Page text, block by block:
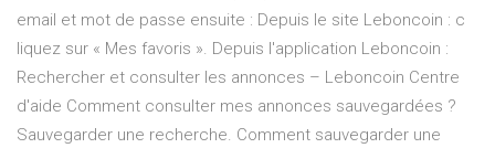
email et mot de passe ensuite : Depuis le site Leboncoin : c
liquez sur « Mes favoris ». Depuis l'application Leboncoin :
Rechercher et consulter les annonces – Leboncoin Centre
d'aide Comment consulter mes annonces sauvegardées ?
Sauvegarder une recherche. Comment sauvegarder une